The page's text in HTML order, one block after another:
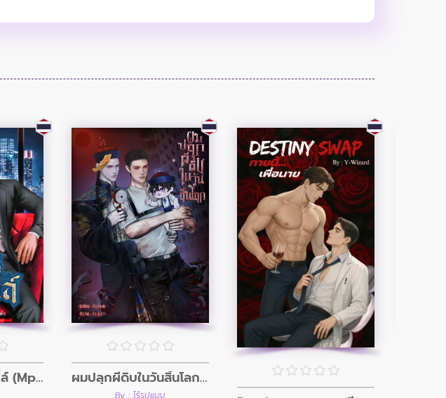
อินิกม่าของเฮียไคล์ (Mpreg) ผมปลุกผีดิบในวันสิ้นโลก (อินิกม่าxอัลฟ่า)
By : ไร้รูปแบบ